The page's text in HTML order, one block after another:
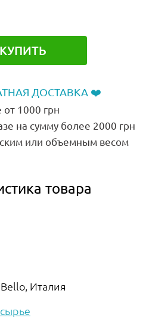
КУПИТЬ
ДОСТАВКА ❤️
1000 грн
на сумму более 2000 грн
или объемным весом
товара
Италия